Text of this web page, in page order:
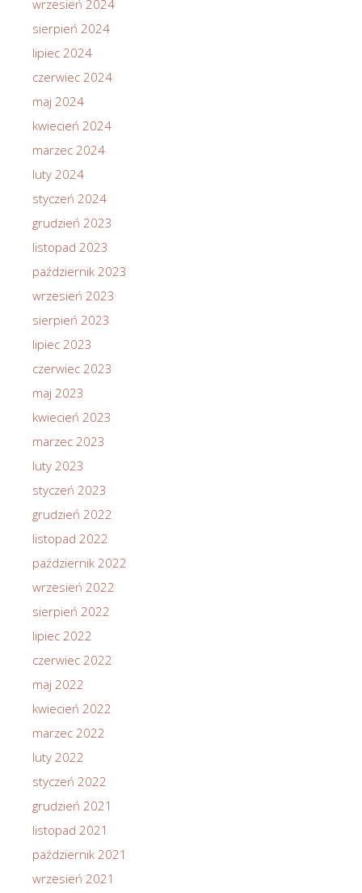
wrzesień 2024
sierpień 2024
lipiec 2024
czerwiec 2024
maj 2024
kwiecień 2024
marzec 2024
luty 2024
styczeń 2024
grudzień 2023
listopad 2023
październik 2023
wrzesień 2023
sierpień 2023
lipiec 2023
czerwiec 2023
maj 2023
kwiecień 2023
marzec 2023
luty 2023
styczeń 2023
grudzień 2022
listopad 2022
październik 2022
wrzesień 2022
sierpień 2022
lipiec 2022
czerwiec 2022
maj 2022
kwiecień 2022
marzec 2022
luty 2022
styczeń 2022
grudzień 2021
listopad 2021
październik 2021
wrzesień 2021